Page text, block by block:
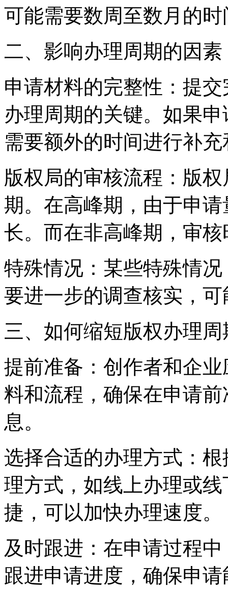
可能需要数周至数月的时
二、影响办理周期的因素
申请材料的完整性：提
办理周期的关键。如果
需要额外的时间进行补
版权局的审核流程：版
期。在高峰期，由于申
长。而在非高峰期，审
特殊情况：某些特殊情
要进一步的调查核实，
三、如何缩短版权办理周
提前准备：创作者和企
料和流程，确保在申请
息。
选择合适的办理方式：
理方式，如线上办理或
捷，可以加快办理速度。
及时跟进：在申请过程
跟进申请进度，确保申